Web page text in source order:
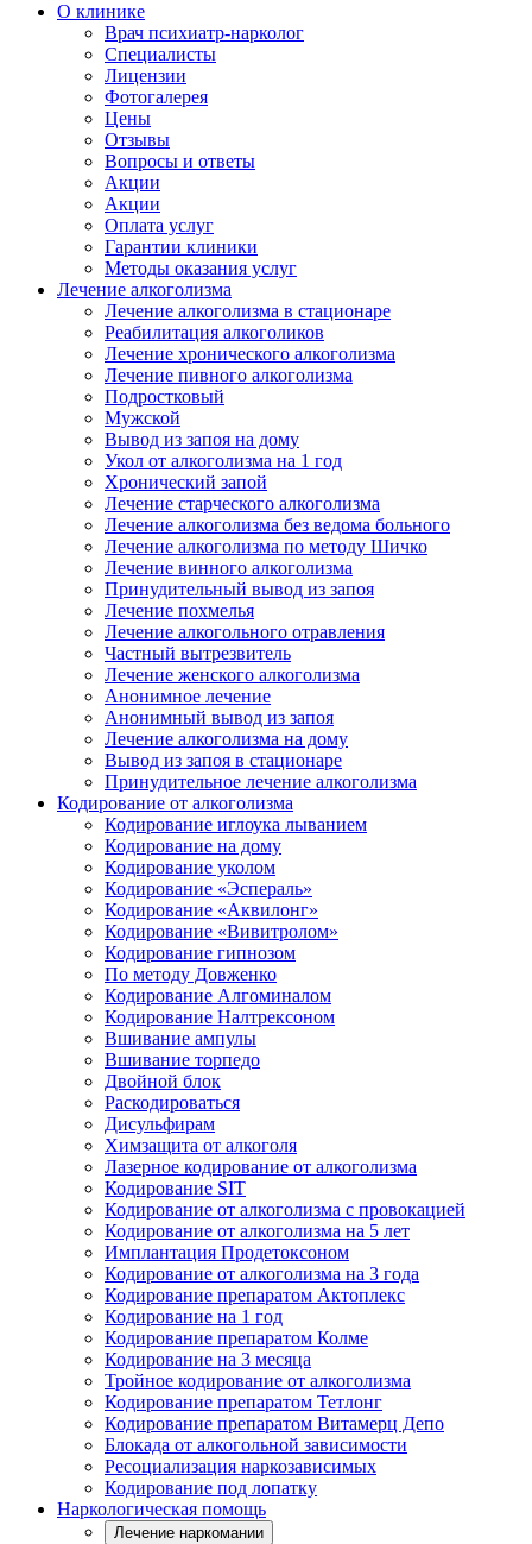
О клинике
Врач психиатр-нарколог
Специалисты
Лицензии
Фотогалерея
Цены
Отзывы
Вопросы и ответы
Акции
Акции
Оплата услуг
Гарантии клиники
Методы оказания услуг
Лечение алкоголизма
Лечение алкоголизма в стационаре
Реабилитация алкоголиков
Лечение хронического алкоголизма
Лечение пивного алкоголизма
Подростковый
Мужской
Вывод из запоя на дому
Укол от алкоголизма на 1 год
Хронический запой
Лечение старческого алкоголизма
Лечение алкоголизма без ведома больного
Лечение алкоголизма по методу Шичко
Лечение винного алкоголизма
Принудительный вывод из запоя
Лечение похмелья
Лечение алкогольного отравления
Частный вытрезвитель
Лечение женского алкоголизма
Анонимное лечение
Анонимный вывод из запоя
Лечение алкоголизма на дому
Вывод из запоя в стационаре
Принудительное лечение алкоголизма
Кодирование от алкоголизма
Кодирование иглоука лыванием
Кодирование на дому
Кодирование уколом
Кодирование «Эспераль»
Кодирование «Аквилонг»
Кодирование «Вивитролом»
Кодирование гипнозом
По методу Довженко
Кодирование Алгоминалом
Кодирование Налтрексоном
Вшивание ампулы
Вшивание торпедо
Двойной блок
Раскодироваться
Дисульфирам
Химзащита от алкоголя
Лазерное кодирование от алкоголизма
Кодирование SIT
Кодирование от алкоголизма с провокацией
Кодирование от алкоголизма на 5 лет
Имплантация Продетоксоном
Кодирование от алкоголизма на 3 года
Кодирование препаратом Актоплекс
Кодирование на 1 год
Кодирование препаратом Колме
Кодирование на 3 месяца
Тройное кодирование от алкоголизма
Кодирование препаратом Тетлонг
Кодирование препаратом Витамерц Депо
Блокада от алкогольной зависимости
Ресоциализация наркозависимых
Кодирование под лопатку
Наркологическая помощь
Лечение наркомании